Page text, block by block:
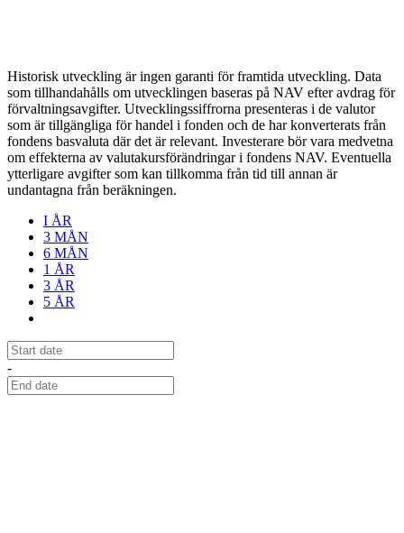
Historisk utveckling är ingen garanti för framtida utveckling. Data
som tillhandahålls om utvecklingen baseras på NAV efter avdrag för
förvaltningsavgifter. Utvecklingssiffrorna presenteras i de valutor
som är tillgängliga för handel i fonden och de har konverterats från
fondens basvaluta där det är relevant. Investerare bör vara medvetna
om effekterna av valutakursförändringar i fondens NAV. Eventuella
ytterligare avgifter som kan tillkomma från tid till annan är
undantagna från beräkningen.
I ÅR
3 MÅN
6 MÅN
1 ÅR
3 ÅR
5 ÅR
-